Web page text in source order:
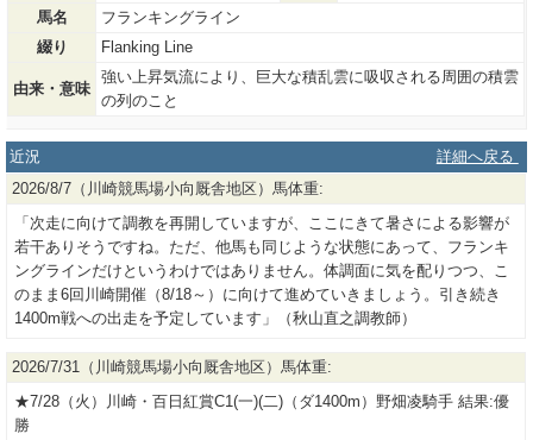
馬名
フランキングライン
綴り
Flanking Line
由来・意味
強い上昇気流により、巨大な積乱雲に吸収される周囲の積雲
の列のこと
近況
詳細へ戻る
2026/8/7（川崎競馬場小向厩舎地区）馬体重:
「次走に向けて調教を再開していますが、ここにきて暑さによる影響が
若干ありそうですね。ただ、他馬も同じような状態にあって、フランキ
ングラインだけというわけではありません。体調面に気を配りつつ、こ
のまま6回川崎開催（8/18～）に向けて進めていきましょう。引き続き
1400m戦への出走を予定しています」（秋山直之調教師）
2026/7/31（川崎競馬場小向厩舎地区）馬体重:
★7/28（火）川崎・百日紅賞C1(一)(二)（ダ1400m）野畑凌騎手 結果:優
勝